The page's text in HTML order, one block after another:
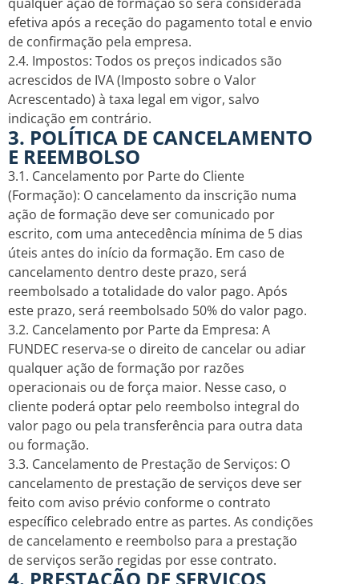
efetiva após a receção do pagamento total e envio
de confirmação pela empresa.
2.4. Impostos: Todos os preços indicados são
acrescidos de IVA (Imposto sobre o Valor
Acrescentado) à taxa legal em vigor, salvo
indicação em contrário.
3. POLÍTICA DE CANCELAMENTO
E REEMBOLSO
3.1. Cancelamento por Parte do Cliente
(Formação): O cancelamento da inscrição numa
ação de formação deve ser comunicado por
escrito, com uma antecedência mínima de 5 dias
úteis antes do início da formação. Em caso de
cancelamento dentro deste prazo, será
reembolsado a totalidade do valor pago. Após
este prazo, será reembolsado 50% do valor pago.
3.2. Cancelamento por Parte da Empresa: A
FUNDEC reserva-se o direito de cancelar ou adiar
qualquer ação de formação por razões
operacionais ou de força maior. Nesse caso, o
cliente poderá optar pelo reembolso integral do
valor pago ou pela transferência para outra data
ou formação.
3.3. Cancelamento de Prestação de Serviços: O
cancelamento de prestação de serviços deve ser
feito com aviso prévio conforme o contrato
específico celebrado entre as partes. As condições
de cancelamento e reembolso para a prestação
de serviços serão regidas por esse contrato.